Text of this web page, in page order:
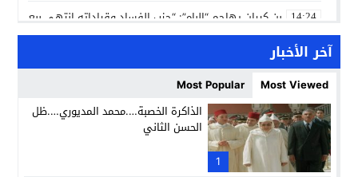
14:24 بن كيران يهاجم “البام”: “حزب الفساد وقياداته انتهى
11:33 كمال محرر يقود استئنافية تارودانت: مسار قضائي راسخ ورؤية
حبشان وكيلاً عاماً بتارودانت: ترقية جديدة في الحركة القضائية
21:28 حزب الديمقراطيين الجدد يؤسس منظمتي شباب ونساء الصحراء
13:37 عطش أولاد تايمة وسياسة “الحبة والقبة”: هل أصبح الماء إنجازاً
12:25 انطلاق فعاليات الدورة 12 لمعرض المنتوجات المحلية بأكادير SIPTA (فيديو)
آخر الأخبار
Most Viewed
Most Popular
1
الذاكرة الخصبة….محمد المديوري….ظل
الحسن الثاني